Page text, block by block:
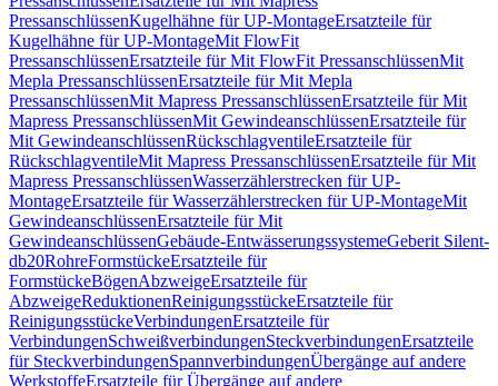
PressanschlüssenKugelhähne für UP-MontageErsatzteile für
Kugelhähne für UP-MontageMit FlowFit
PressanschlüssenErsatzteile für Mit FlowFit PressanschlüssenMit
Mepla PressanschlüssenErsatzteile für Mit Mepla
PressanschlüssenMit Mapress PressanschlüssenErsatzteile für Mit
Mapress PressanschlüssenMit GewindeanschlüssenErsatzteile für
Mit GewindeanschlüssenRückschlagventileErsatzteile für
RückschlagventileMit Mapress PressanschlüssenErsatzteile für Mit
Mapress PressanschlüssenWasserzählerstrecken für UP-
MontageErsatzteile für Wasserzählerstrecken für UP-MontageMit
GewindeanschlüssenErsatzteile für Mit
GewindeanschlüssenGebäude-EntwässerungssystemeGeberit Silent-
db20RohreFormstückeErsatzteile für
FormstückeBögenAbzweigeErsatzteile für
AbzweigeReduktionenReinigungsstückeErsatzteile für
ReinigungsstückeVerbindungenErsatzteile für
VerbindungenSchweißverbindungenSteckverbindungenErsatzteile
für SteckverbindungenSpannverbindungenÜbergänge auf andere
WerkstoffeErsatzteile für Übergänge auf andere